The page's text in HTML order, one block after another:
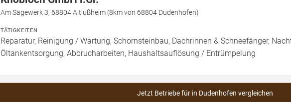
Am Sägewerk 3, 68804 Altlußheim (8km von 68804 Dudenhofen)
TÄTIGKEITEN
Reparatur, Reinigung / Wartung, Schornsteinbau, Dachrinnen & Schneefänger,
Öltankentsorgung, Abbrucharbeiten, Haushaltsauflösung / Entrümpelung
Jetzt Betriebe für in Dudenhofen vergleichen